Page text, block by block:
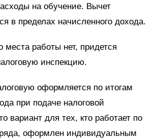
на обучение. Вычет
в пределах начисленного дохода.
места работы нет, придется
инспекцию.
оформляется по итогам
при подаче налоговой
вариант для тех, кто работает по
оформлен индивидуальным